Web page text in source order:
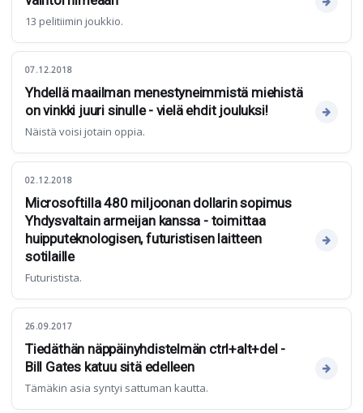
13 pelitiimin joukkio.
07.12.2018
Yhdellä maailman menestyneimmistä miehistä
on vinkki juuri sinulle - vielä ehdit jouluksi!
Näistä voisi jotain oppia.
02.12.2018
Microsoftilla 480 miljoonan dollarin sopimus
Yhdysvaltain armeijan kanssa - toimittaa
huipputeknologisen, futuristisen laitteen
sotilaille
Futuristista.
26.09.2017
Tiedäthän näppäinyhdistelmän ctrl+alt+del -
Bill Gates katuu sitä edelleen
Tämäkin asia syntyi sattuman kautta.